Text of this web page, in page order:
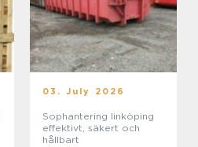
03. July 2026
Sophantering linköping
effektivt, säkert och
hållbart